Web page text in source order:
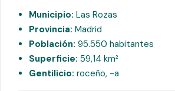
Municipio: Las Rozas
Provincia: Madrid
Población: 95.550 habitantes
Superficie: 59,14 km²
Gentilicio: roceño, -a